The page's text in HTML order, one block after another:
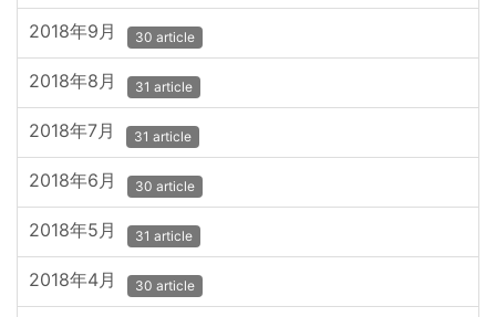
2018年9月 30 article
2018年8月 31 article
2018年7月 31 article
2018年6月 30 article
2018年5月 31 article
2018年4月 30 article